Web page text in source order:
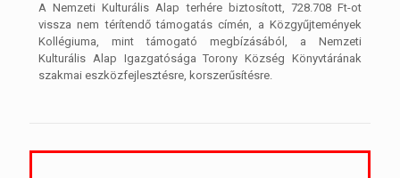
A Nemzeti Kulturális Alap terhére biztosított, 728.708 Ft-ot
vissza nem térítendő támogatás címén, a Közgyűjtemények
Kollégiuma, mint támogató megbízásából, a Nemzeti
Kulturális Alap Igazgatósága Torony Község Könyvtárának
szakmai eszközfejlesztésre, korszerűsítésre.